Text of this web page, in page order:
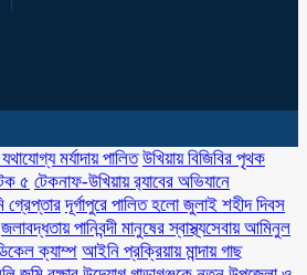
মর্যাদায় পালিত উখিয়ায় বিজিবির পৃথক
৫ টেকনাফ-উখিয়ায় র‌্যাবের অভিযানে
গ্রেপ্তার ‎দূর্গাপুরে পালিত হলো জুলাই শহীদ দিবস
জলাবদ্ধতায় পানিবন্দী মানুষের স্বাস্থ্যসেবায় আমিনুল
ক্যাম্প আইনি প্রক্রিয়ায় মান্দায় গাছ